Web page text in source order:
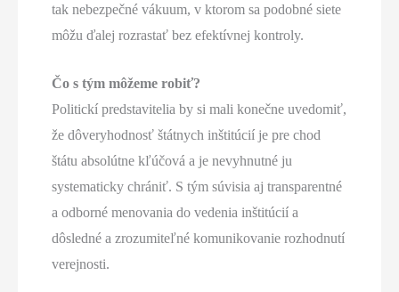
tak nebezpečné vákuum, v ktorom sa podobné siete
môžu ďalej rozrastať bez efektívnej kontroly.
Čo s tým môžeme robiť?
Politickí predstavitelia by si mali konečne uvedomiť,
že dôveryhodnosť štátnych inštitúcií je pre chod
štátu absolútne kľúčová a je nevyhnutné ju
systematicky chrániť. S tým súvisia aj transparentné
a odborné menovania do vedenia inštitúcií a
dôsledné a zrozumiteľné komunikovanie rozhodnutí
verejnosti.